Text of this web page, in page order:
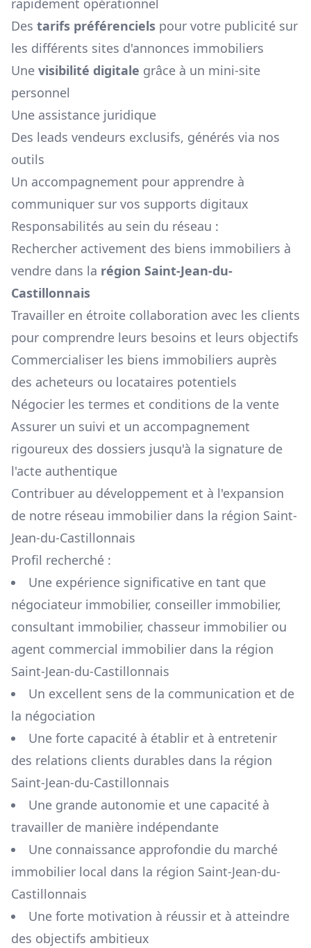
rapidement opérationnel
Des tarifs préférenciels pour votre publicité sur
les différents sites d'annonces immobiliers
Une visibilité digitale grâce à un mini-site
personnel
Une assistance juridique
Des leads vendeurs exclusifs, générés via nos
outils
Un accompagnement pour apprendre à
communiquer sur vos supports digitaux
Responsabilités au sein du réseau :
Rechercher activement des biens immobiliers à
vendre dans la région Saint-Jean-du-
Castillonnais
Travailler en étroite collaboration avec les clients
pour comprendre leurs besoins et leurs objectifs
Commercialiser les biens immobiliers auprès
des acheteurs ou locataires potentiels
Négocier les termes et conditions de la vente
Assurer un suivi et un accompagnement
rigoureux des dossiers jusqu'à la signature de
l'acte authentique
Contribuer au développement et à l'expansion
de notre réseau immobilier dans la région Saint-
Jean-du-Castillonnais
Profil recherché :
Une expérience significative en tant que
négociateur immobilier, conseiller immobilier,
consultant immobilier, chasseur immobilier ou
agent commercial immobilier dans la région
Saint-Jean-du-Castillonnais
Un excellent sens de la communication et de
la négociation
Une forte capacité à établir et à entretenir
des relations clients durables dans la région
Saint-Jean-du-Castillonnais
Une grande autonomie et une capacité à
travailler de manière indépendante
Une connaissance approfondie du marché
immobilier local dans la région Saint-Jean-du-
Castillonnais
Une forte motivation à réussir et à atteindre
des objectifs ambitieux